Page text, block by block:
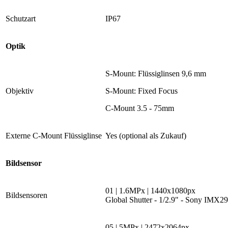
Schutzart IP67
Optik
Objektiv
S-Mount: Flüssiglinsen 9,6 mm
S-Mount: Fixed Focus
C-Mount 3.5 - 75mm
Externe C-Mount Flüssiglinse Yes (optional als Zukauf)
Bildsensor
Bildsensoren
01 | 1.6MPx | 1440x1080px
Global Shutter - 1/2.9" - Sony